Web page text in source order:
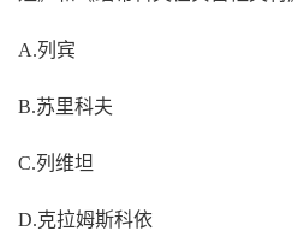
A.列宾
B.苏里科夫
C.列维坦
D.克拉姆斯科依